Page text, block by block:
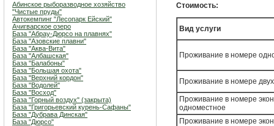
Абинское рыборазводное хозяйство
"Чистые пруды"
Автокемпинг "Лесопарк Ейский"
Ачигварское озеро
База "Абрау-Дюрсо на плавнях"
База "Азовские плавни"
База "Аква-Вита"
База "Албашская"
База "Балабоны"
База "Большая охота"
База "Верхний кордон"
База "Водолей"
База "Восход"
База "Горный воздух" (закрыта)
База "Григорьевский курень-Сафаны"
База "Дубрава Динская"
База "Дюрсо"
Стоимость:
Вид услуги
Проживание в номере
Проживание в номере
Проживание в номере
одноместное
Проживание в номере